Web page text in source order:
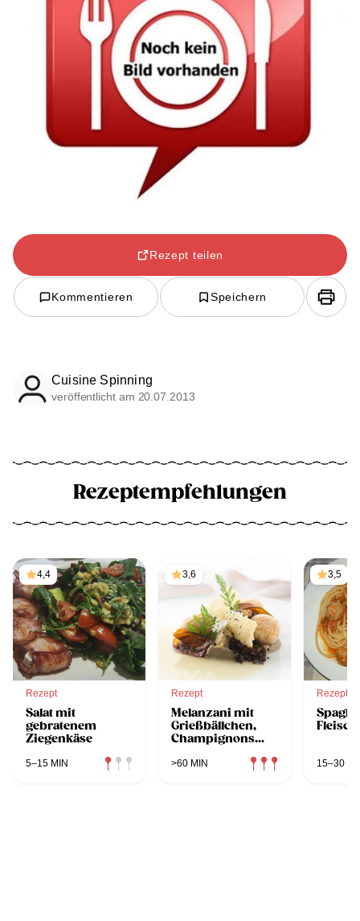
Rezept teilen
Kommentieren Speichern
Cuisine Spinning
veröffentlicht am 20.07.2013
Rezeptempfehlungen
4,4
Rezept
Salat mit
gebratenem
Ziegenkäse
5–15 MIN
3,6
Rezept
Melanzani mit
Grießbällchen,
Champignons
>60 MIN
3,5
Rezept
15–30